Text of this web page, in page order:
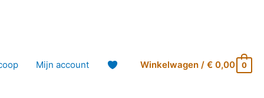
Mijn account Winkelwagen/ €0,00 0